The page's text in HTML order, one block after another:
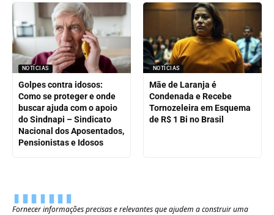
NOTÍCIAS
Golpes contra idosos:
Como se proteger e onde
buscar ajuda com o apoio
do Sindnapi – Sindicato
Nacional dos Aposentados,
Pensionistas e Idosos
NOTÍCIAS
Mãe de Laranja é
Condenada e Recebe
Tornozeleira em Esquema
de R$ 1 Bi no Brasil
Fornecer informações precisas e relevantes que ajudem a construir uma